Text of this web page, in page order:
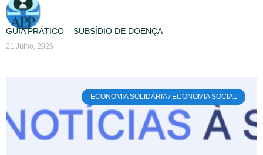
GUIA PRÁTICO – SUBSÍDIO DE DOENÇA
21 Julho, 2026
ECONOMIA SOLIDÁRIA / ECONOMIA SOCIAL